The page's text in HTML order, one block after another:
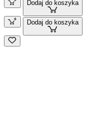
Dodaj do koszyka
Dodaj do koszyka